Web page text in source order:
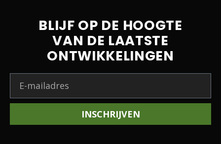
BLIJF OP DE HOOGTE
VAN DE LAATSTE
ONTWIKKELINGEN
INSCHRIJVEN